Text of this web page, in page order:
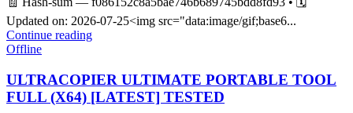
Updated on: 2026-07-25<img src="data:image/gif;base6...
Continue reading
Offline
ULTRACOPIER ULTIMATE PORTABLE TOOL
FULL (X64) [LATEST] TESTED